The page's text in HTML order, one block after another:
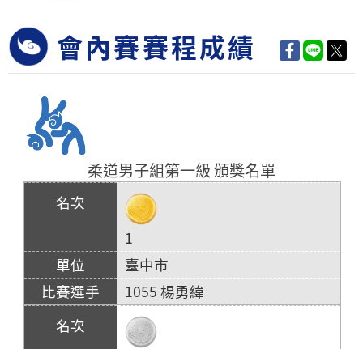
會內賽賽程成績
柔道男子組第一級 頒獎名單
1
臺中市
1055 楊勇緯